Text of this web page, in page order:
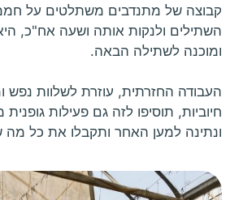
קבוצה של מתנדבים משתלטים על
השתילים ולנקות אותה ושעה אח"כ,
ומוכנה לשתילה הבאה.
העבודה החזרתית, עוזרת לשלוות
חיוביות, תוסיפו לזה גם פעילות
ונתינה למען האחר ותקבלו את כל מה